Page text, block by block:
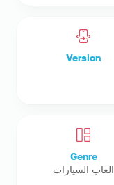
Version
Genre
العاب السيارات